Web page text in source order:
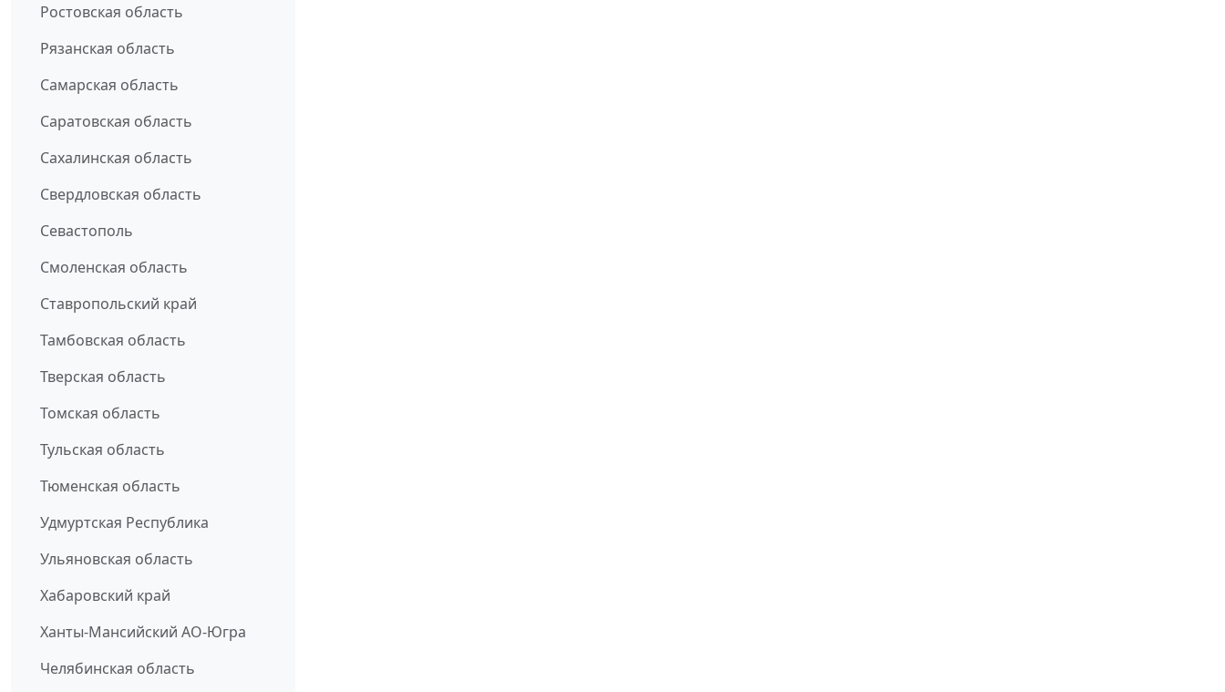
Ростовская область
Рязанская область
Самарская область
Саратовская область
Сахалинская область
Свердловская область
Севастополь
Смоленская область
Ставропольский край
Тамбовская область
Тверская область
Томская область
Тульская область
Тюменская область
Удмуртская Республика
Ульяновская область
Хабаровский край
Ханты-Мансийский АО-Югра
Челябинская область